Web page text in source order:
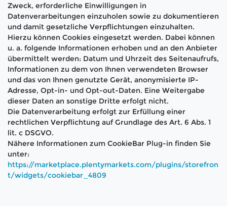
Zweck, erforderliche Einwilligungen in
Datenverarbeitungen einzuholen sowie zu dokumentieren
und damit gesetzliche Verpflichtungen einzuhalten.
Hierzu können Cookies eingesetzt werden. Dabei können
u. a. folgende Informationen erhoben und an den Anbieter
übermittelt werden: Datum und Uhrzeit des Seitenaufrufs,
Informationen zu dem von Ihnen verwendeten Browser
und das von Ihnen genutzte Gerät, anonymisierte IP-
Adresse, Opt-in- und Opt-out-Daten. Eine Weitergabe
dieser Daten an sonstige Dritte erfolgt nicht.
Die Datenverarbeitung erfolgt zur Erfüllung einer
rechtlichen Verpflichtung auf Grundlage des Art. 6 Abs. 1
lit. c DSGVO.
Nähere Informationen zum CookieBar Plug-in finden Sie
unter:
https://marketplace.plentymarkets.com/plugins/storefron
t/widgets/cookiebar_4809